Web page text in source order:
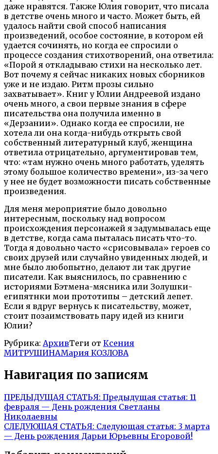
даже нравятся. Также Юлия говорит, что писала
в детстве очень много и часто. Может быть, ей
удалось найти свой способ написания
произведений, особое состояние, в котором ей
удается сочинять, но когда ее спросили о
процессе создания стихотворений, она ответила:
«Порой я откладываю стихи на несколько лет.
Вот почему я сейчас никаких новых сборников
уже и не издаю. Ритм прозы сильно
захватывает». Книг у Юлии Андреевой издано
очень много, а свои первые знания в сфере
писательства она получила именно в
«Дерзании». Однако когда ее спросили, не
хотела ли она когда-нибудь открыть свой
собственный литературный клуб, женщина
ответила отрицательно, аргументировав тем,
что: «там нужно очень много работать, уделять
этому большое количество времени», из-за чего
у нее не будет возможности писать собственные
произведения.
Для меня мероприятие было довольно
интересным, поскольку над вопросом
происхождения персонажей я задумывалась еще
в детстве, когда сама пыталась писать что-то.
Тогда я довольно часто «срисовывала» героев со
своих друзей или случайно увиденных людей, и
мне было любопытно, делают ли так другие
писатели. Как выяснилось, по сравнению с
историями Бэтмена-мясника или Золушки-
египятнки мои прототипы – детский лепет.
Если я вдруг вернусь к писательству, может,
стоит позаимствовать пару идей из книги
Юлии?
Рубрика: АрхивТеги от Ксения
МИТРУШИНАМария КОЗЛОВА
Навигация по записям
ПРЕДЫДУЩАЯ СТАТЬЯ: Предыдущая статья: 11
февраля — День рождения Светланы
Николаевны
СЛЕДУЮЩАЯ СТАТЬЯ: Следующая статья: 3 марта
— День рождения Дарьи Юрьевны Егоровой!